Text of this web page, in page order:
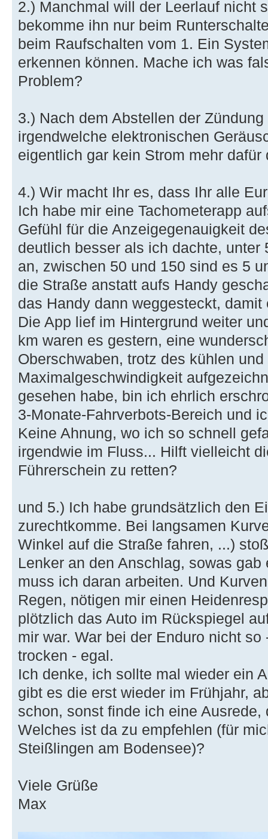
2.) Manchmal will der Leerlauf nicht
bekomme ihn nur beim
beim Raufschalten vom 1. Ein
erkennen können. Mache ich was
Problem?
3.) Nach dem Abstellen der
irgendwelche elektronischen
eigentlich gar kein Strom mehr
4.) Wir macht Ihr es, dass Ihr alle
Ich habe mir eine Tachometerapp
Gefühl für die Anzeigegenauigkeit
deutlich besser als ich dachte,
an, zwischen 50 und 150 sind es 5
die Straße anstatt aufs Handy
das Handy dann weggesteckt,
Die App lief im Hintergrund weiter
km waren es gestern, eine
Oberschwaben, trotz des kühlen
Maximalgeschwindigkeit
gesehen habe, bin ich ehrlich
3-Monate-Fahrverbots-Bereich und
Keine Ahnung, wo ich so schnell
irgendwie im Fluss... Hilft vielleicht
Führerschein zu retten?
und 5.) Ich habe grundsätzlich den
zurechtkomme. Bei langsamen
Winkel auf die Straße fahren, ...)
Lenker an den Anschlag, sowas
muss ich daran arbeiten. Und
Regen, nötigen mir einen
plötzlich das Auto im Rückspiegel
mir war. War bei der Enduro nicht
trocken - egal.
Ich denke, ich sollte mal wieder ein
gibt es die erst wieder im Frühjahr,
schon, sonst finde ich eine
Welches ist da zu empfehlen (für
Steißlingen am Bodensee)?
Viele Grüße
Max